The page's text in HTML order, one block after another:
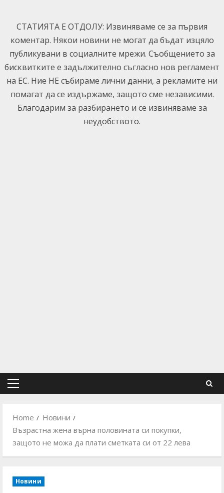
content
СТАТИЯТА Е ОТДОЛУ: Извиняваме се за първия
коментар. Някои новини не могат да бъдат изцяло
публикувани в социалните мрежи. Съобщението за
бисквитките е задължително съгласно нов регламент
на ЕС. Ние НЕ събираме лични данни, а рекламите ни
помагат да се издържаме, защото сме независими.
Благодарим за разбирането и се извиняваме за
неудобството.
Primary
Home
Новини
Възрастна жена върна половината си покупки,
защото не можа да плати сметката си от 22 лева
Новини